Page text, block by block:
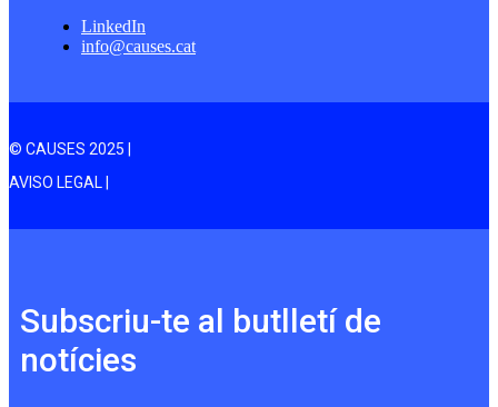
LinkedIn
info@causes.cat
© CAUSES 2025 |
AVISO LEGAL |
Subscriu-te al butlletí de
notícies